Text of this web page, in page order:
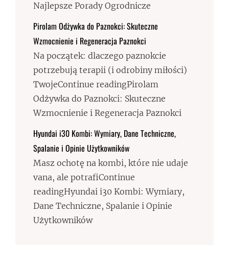
Najlepsze Porady Ogrodnicze
Pirolam Odżywka do Paznokci: Skuteczne
Wzmocnienie i Regeneracja Paznokci
Na początek: dlaczego paznokcie
potrzebują terapii (i odrobiny miłości)
TwojeContinue readingPirolam
Odżywka do Paznokci: Skuteczne
Wzmocnienie i Regeneracja Paznokci
Hyundai i30 Kombi: Wymiary, Dane Techniczne,
Spalanie i Opinie Użytkowników
Masz ochotę na kombi, które nie udaje
vana, ale potrafiContinue
readingHyundai i30 Kombi: Wymiary,
Dane Techniczne, Spalanie i Opinie
Użytkowników